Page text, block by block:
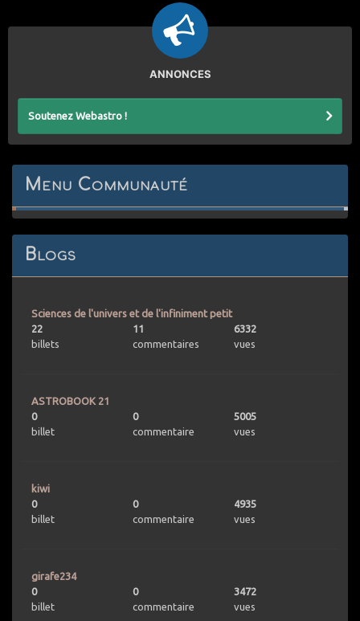
ANNONCES
Soutenez Webastro !
Menu Communauté
Blogs
Sciences de l'univers et de l'infiniment petit
22
billets
11
commentaires
6332
vues
ASTROBOOK 21
0
billet
0
commentaire
5005
vues
kiwi
0
billet
0
commentaire
4935
vues
girafe234
0
billet
0
commentaire
3472
vues